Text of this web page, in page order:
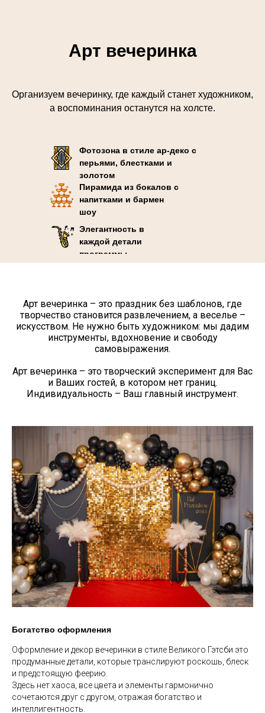
Арт вечеринка
Организуем вечеринку, где каждый станет художником,
а воспоминания останутся на холсте.
Пирамида из бокалов с
напитками и бармен
шоу
Элегантность в
каждой детали
программы
Фотозона в стиле ар-деко с
перьями, блестками и
золотом
Арт вечеринка – это праздник без шаблонов, где
творчество становится развлечением, а веселье –
искусством. Не нужно быть художником: мы дадим
инструменты, вдохновение и свободу
самовыражения.
Арт вечеринка – это творческий эксперимент для Вас
и Ваших гостей, в котором нет границ.
Индивидуальность – Ваш главный инструмент.
Богатство оформления
Оформление и декор вечеринки в стиле Великого Гэтсби это
продуманные детали, которые транслируют роскошь, блеск
и предстоящую феерию.
Здесь нет хаоса, все цвета и элементы гармонично
сочетаются друг с другом, отражая богатство и
интеллигентность.